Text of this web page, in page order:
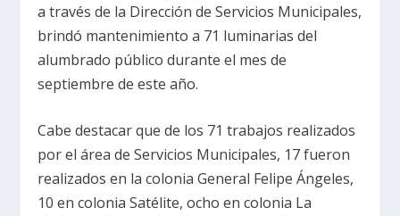
a través de la Dirección de Servicios Municipales,
brindó mantenimiento a 71 luminarias del
alumbrado público durante el mes de
septiembre de este año.
Cabe destacar que de los 71 trabajos realizados
por el área de Servicios Municipales, 17 fueron
realizados en la colonia General Felipe Ángeles,
10 en colonia Satélite, ocho en colonia La